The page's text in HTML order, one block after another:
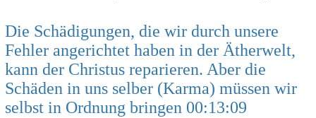
Die Schädigungen, die wir durch unsere
Fehler angerichtet haben in der Ätherwelt,
kann der Christus reparieren. Aber die
Schäden in uns selber (Karma) müssen wir
selbst in Ordnung bringen 00:13:09